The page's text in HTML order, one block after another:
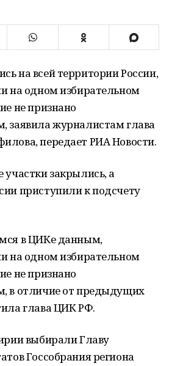
на всей территории России,
на одном избирательном
не признано
заявила журналистам глава
передает РИА Новости.
участки закрылись, а
приступили к подсчету
в ЦИКе данным,
на одном избирательном
не признано
в отличие от предыдущих
глава ЦИК РФ.
выбирали Главу
Госсобрания региона